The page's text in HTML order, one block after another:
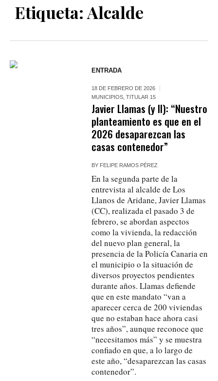
Etiqueta:Alcalde
ENTRADA
18 DE FEBRERO DE 2026
MUNICIPIOS ,TITULAR 15
Javier Llamas (y II): “Nuestro
planteamiento es que en el
2026 desaparezcan las
casas contenedor”
BY FELIPE RAMOS PÉREZ
En la segunda parte de la
entrevista al alcalde de Los
Llanos de Aridane, Javier Llamas
(CC), realizada el pasado 3 de
febrero, se abordan aspectos
como la vivienda, la redacción
del nuevo plan general, la
presencia de la Policía Canaria en
el municipio o la situación de
diversos proyectos pendientes
durante años. Llamas defiende
que en este mandato “van a
aparecer cerca de 200 viviendas
que no estaban hace ahora casi
tres años”, aunque reconoce que
“necesitamos más” y se muestra
confiado en que, a lo largo de
este año, “desaparezcan las casas
contenedor”.